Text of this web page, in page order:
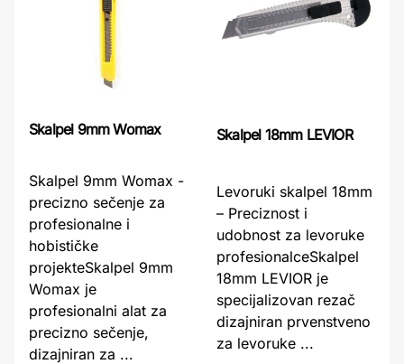
Skalpel 9mm Womax
Skalpel 9mm Womax -
precizno sečenje za
profesionalne i
hobističke
projekteSkalpel 9mm
Womax je
profesionalni alat za
precizno sečenje,
dizajniran za ...
Skalpel 18mm LEVIOR
Levoruki skalpel 18mm
– Preciznost i
udobnost za levoruke
profesionalceSkalpel
18mm LEVIOR je
specijalizovan rezač
dizajniran prvenstveno
za levoruke ...